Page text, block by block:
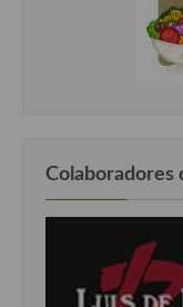
Colaboradores